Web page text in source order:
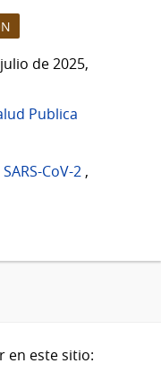
de 2025,
Publica
SARS-CoV-2 ,
en este sitio: